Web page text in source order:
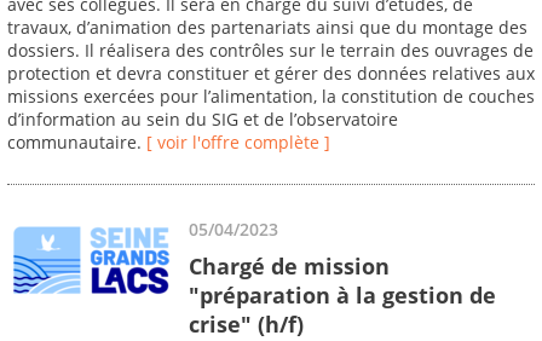
avec ses collègues. Il sera en charge du suivi d’études, de
travaux, d’animation des partenariats ainsi que du montage des
dossiers. Il réalisera des contrôles sur le terrain des ouvrages de
protection et devra constituer et gérer des données relatives aux
missions exercées pour l’alimentation, la constitution de couches
d’information au sein du SIG et de l’observatoire
communautaire. [ voir l'offre complète ]
05/04/2023
Chargé de mission
"préparation à la gestion de
crise" (h/f)